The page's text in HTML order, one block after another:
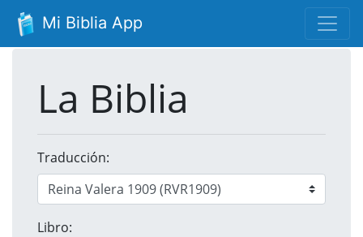
Mi Biblia App
La Biblia
Traducción:
Libro: